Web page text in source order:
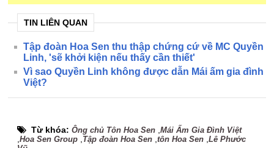
TIN LIÊN QUAN
Tập đoàn Hoa Sen thu thập chứng cứ về MC Quyền
Linh, 'sẽ khởi kiện nếu thấy cần thiết'
Vì sao Quyền Linh không được dẫn Mái ấm gia đình
Việt?
Từ khóa:Ông chủ Tôn Hoa Sen ,Mái Ấm Gia Đình Việt
,Hoa Sen Group Tập đoàn Hoa Sen ,tôn Hoa Sen ,Lê Phước